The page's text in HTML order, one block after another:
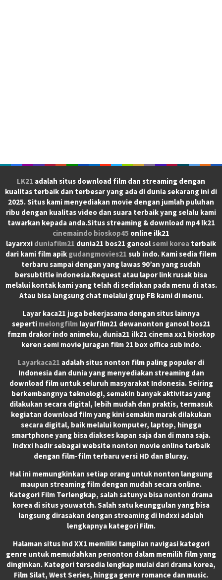
LK21 adalah situs download film dan streaming dengan
kualitas terbaik dan terbesar yang ada di dunia sekarang ini di
2025. Situs kami menyediakan movie dengan jumlah puluhan
ribu dengan kualitas video dan suara terbaik yang selalu kami
tawarkan kepada anda.Situs streaming & download mp4 lk21
cinemaindo bioskop45 online ilk21
layarxxi duniafilm21 dunia21 bos21 ganool semi korea terbaik
dari kami film apik gudangmovies21 sub indo. Kami sedia filem
terbaru sampai dengan yang lawas 90’an yang sudah
bersubtitle indonesia.Request atau lapor link rusak bisa
melalui kontak kami yang telah di sediakan pada menu di atas.
Atau bisa langsung chat melalui grup FB kami di menu.
Layar kaca21 juga bekerjasama dengan situs lainnya
seperti melongfilmlayarfilm21 dewanonton ganool bos21
fmzm drakor indo animeku, dunia21 ilk21 cinema xx1 bioskop
keren semi movie juragan film 21 box office sub indo.
Layarkaca21 adalah situs nonton film paling populer di
Indonesia dan dunia yang menyediakan streaming dan
download film untuk seluruh masyarakat Indonesia. Seiring
berkembangnya teknologi, semakin banyak aktivitas yang
dilakukan secara digital, lebih mudah dan praktis, termasuk
kegiatan download film yang kini semakin marak dilakukan
secara digital, baik melalui komputer, laptop, hingga
smartphone yang bisa diakses kapan saja dan di mana saja.
Indxxi hadir sebagai website nonton movie online terbaik
dengan film-film terbaru versi HD dan Bluray.
Hal ini memungkinkan setiap orang untuk nonton langsung
maupun streaming film dengan mudah secara online.
Kategori Film Terlengkap, salah satunya bisa nonton drama
korea di situs youwatch. Salah satu keunggulan yang bisa
langsung dirasakan dengan streaming di Indxxi adalah
lengkapnya kategori Film.
Halaman situs Ind XX1 memiliki tampilan navigasi kategori
genre untuk memudahkan penonton dalam memilih film yang
dinginkan. Kategori tersedia lengkap mulai dari drama korea,
Film Silat, West Series, hingga genre romance dan music.